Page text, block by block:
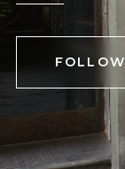
FOLLOW